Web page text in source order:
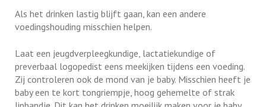
Als het drinken lastig blijft gaan, kan een andere
voedingshouding misschien helpen.
Laat een jeugdverpleegkundige, lactatiekundige of
preverbaal logopedist eens meekijken tijdens een voeding.
Zij controleren ook de mond van je baby. Misschien heeft je
baby een te kort tongriempje, hoog gehemelte of strak